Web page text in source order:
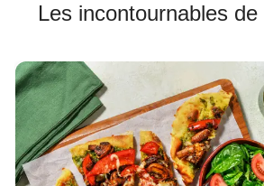
Les incontournables